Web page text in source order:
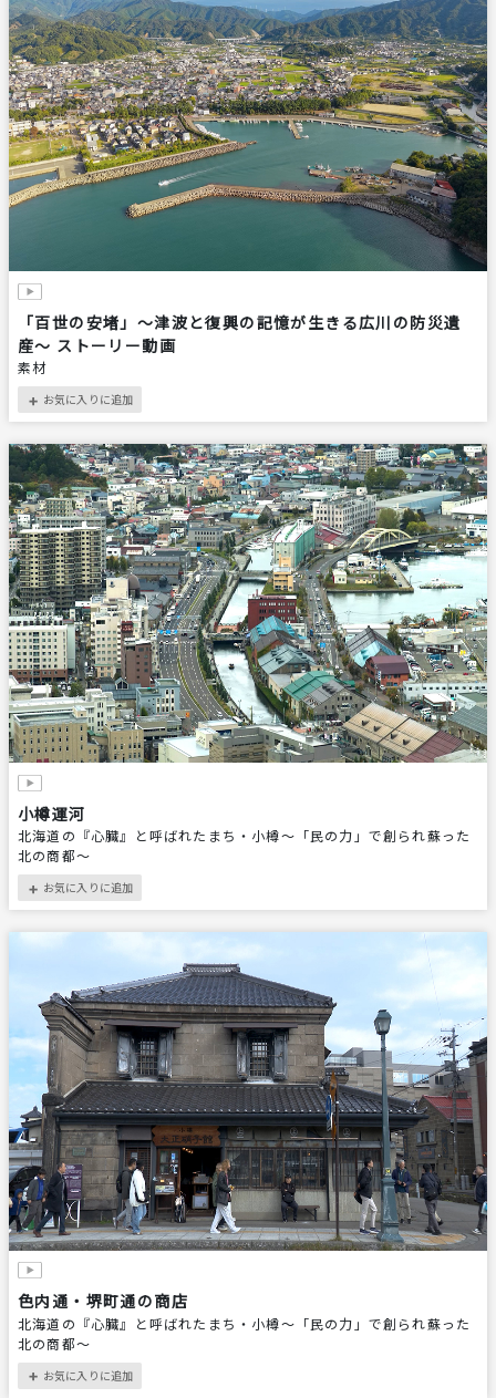
「百世の安堵」〜津波と復興の記憶が生きる広川の防災遺
産〜 ストーリー動画
素材
＋ お気に入りに追加
小樽運河
北海道の『心臓』と呼ばれたまち・小樽～「民の力」で創られ蘇った
北の商都～
＋ お気に入りに追加
色内通・堺町通の商店
北海道の『心臓』と呼ばれたまち・小樽～「民の力」で創られ蘇った
北の商都～
＋ お気に入りに追加